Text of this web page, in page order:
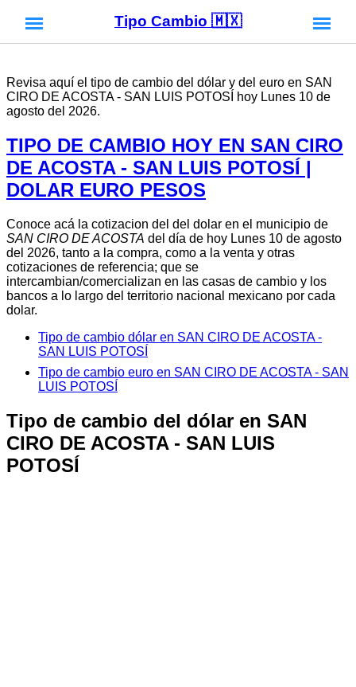
Tipo Cambio 🇲🇽
Revisa aquí el tipo de cambio del dólar y del euro en SAN
CIRO DE ACOSTA - SAN LUIS POTOSÍ hoy Lunes 10 de
agosto del 2026.
TIPO DE CAMBIO HOY EN SAN CIRO
DE ACOSTA - SAN LUIS POTOSÍ |
DOLAR EURO PESOS
Conoce acá la cotizacion del del dolar en el municipio de
SAN CIRO DE ACOSTA del día de hoy Lunes 10 de agosto
del 2026, tanto a la compra, como a la venta y otras
cotizaciones de referencia; que se
intercambian/comercializan en las casas de cambio y los
bancos a lo largo del territorio nacional mexicano por cada
dolar.
Tipo de cambio dólar en SAN CIRO DE ACOSTA -
SAN LUIS POTOSÍ
Tipo de cambio euro en SAN CIRO DE ACOSTA - SAN
LUIS POTOSÍ
Tipo de cambio del dólar en SAN
CIRO DE ACOSTA - SAN LUIS
POTOSÍ